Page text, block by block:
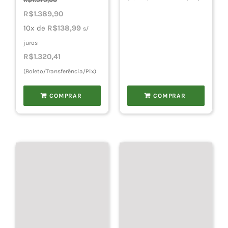
O
preço
original
era:
R$1.575,00.
R$1.389,90O
preço
R$1.389,90.
10x de R$138,99 s/
juros
R$1.320,41
(Boleto/Transferência/Pix)
COMPRAR COMPRAR